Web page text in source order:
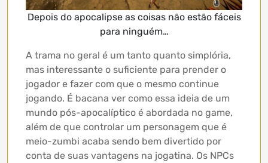
Depois do apocalipse as coisas não estão fáceis
para ninguém…
A trama no geral é um tanto quanto simplória,
mas interessante o suficiente para prender o
jogador e fazer com que o mesmo continue
jogando. É bacana ver como essa ideia de um
mundo pós-apocalíptico é abordada no game,
além de que controlar um personagem que é
meio-zumbi acaba sendo bem divertido por
conta de suas vantagens na jogatina. Os NPCs